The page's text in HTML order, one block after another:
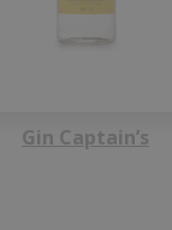
Gin Captain’s